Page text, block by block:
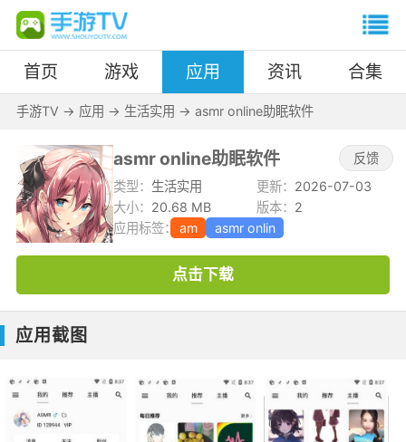
首页 游戏 应用 资讯 合集
手游TV -> 应用 -> 生活实用 -> asmr online助眠软件
asmr online助眠软件
反馈
类型： 生活实用 更新： 2026-07-03
大小： 20.68 MB 版本： 2
应用标签：
am asmr onlin
点击下载
应用截图